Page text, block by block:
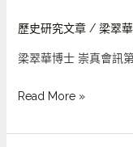
歷史研究文章/ 梁翠
梁翠華博士 崇真會訊
士
給
的
命
Read More »